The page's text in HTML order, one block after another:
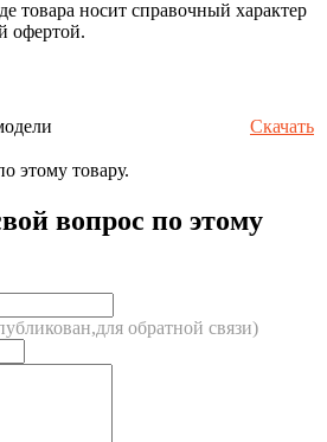
товара носит справочный характер
офертой.
Скачать
этому товару.
вопрос по этому
обратной связи)